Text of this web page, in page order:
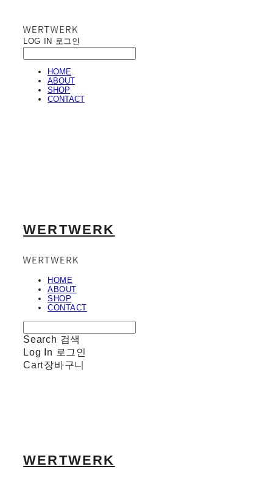
LOG IN 로그인
HOME
ABOUT
SHOP
CONTACT
WERTWERK
HOME
ABOUT
SHOP
CONTACT
Search 검색
Log In 로그인
Cart장바구니
WERTWERK